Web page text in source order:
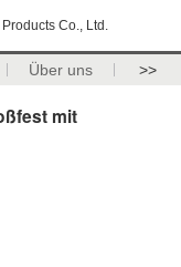
Co., Ltd.
Über uns >>
mit